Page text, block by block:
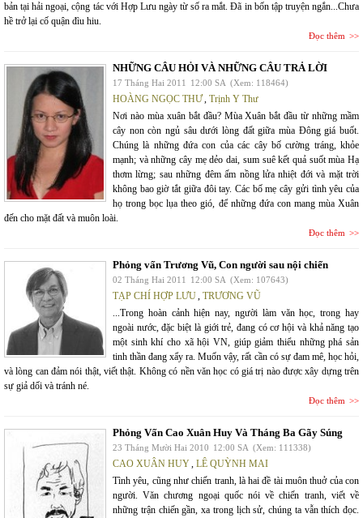
bản tại hải ngoại, cộng tác với Hợp Lưu ngày từ số ra mắt. Đã in bốn tập truyện ngắn...Chưa
hề trở lại cố quận đìu hiu.
Đọc thêm
NHỮNG CÂU HỎI VÀ NHỮNG CÂU TRẢ LỜI
17 Tháng Hai 2011 12:00 SA (Xem: 118464)
HOÀNG NGỌC THƯ, Trịnh Y Thư
Nơi nào mùa xuân bắt đầu? Mùa Xuân bắt đầu từ những mầm
cây non còn ngủ sâu dưới lòng đất giữa mùa Đông giá buốt.
Chúng là những đứa con của các cây bố cường tráng, khỏe
mạnh; và những cây mẹ dẻo dai, sum suê kết quả suốt mùa Hạ
thơm lừng; sau những đêm ấm nồng lửa nhiệt đới và mặt trời
không bao giờ tắt giữa đôi tay. Các bố mẹ cây gửi tình yêu của
họ trong bọc lụa theo gió, để những đứa con mang mùa Xuân
đến cho mặt đất và muôn loài.
Đọc thêm
Phỏng vấn Trương Vũ, Con người sau nội chiến
02 Tháng Hai 2011 12:00 SA (Xem: 107643)
TẠP CHÍ HỢP LƯU, TRƯƠNG VŨ
...Trong hoàn cảnh hiện nay, người làm văn học, trong hay
ngoài nước, đặc biệt là giới trẻ, đang có cơ hội và khả năng tạo
một sinh khí cho xã hội VN, giúp giảm thiểu những phá sản
tinh thần đang xẩy ra. Muốn vậy, rất cần có sự đam mê, học hỏi,
và lòng can đảm nói thật, viết thật. Không có nền văn học có giá trị nào được xây dựng trên
sự giả dối và tránh né.
Đọc thêm
Phỏng Vấn Cao Xuân Huy Và Tháng Ba Gãy Súng
23 Tháng Mười Hai 2010 12:00 SA (Xem: 111338)
CAO XUÂN HUY, LÊ QUỲNH MAI
Tình yêu, cũng như chiến tranh, là hai đề tài muôn thuở của con
người. Văn chương ngoại quốc nói về chiến tranh, viết về
những trận chiến gần, xa trong lịch sử, chúng ta vẫn thích đọc.